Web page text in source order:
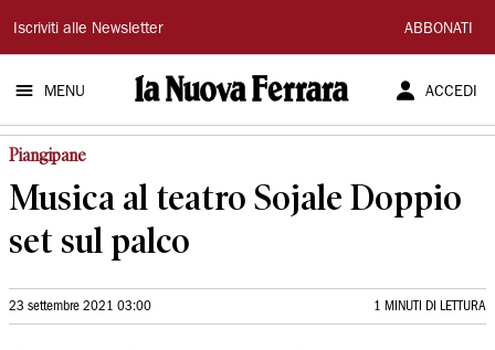
La
Nuova
Ferrara
Iscriviti alle Newsletter ABBONATI
MENU ACCEDI
Piangipane
Musica al teatro Sojale Doppio
set sul palco
23 settembre 2021 03:00 1 MINUTI DI LETTURA